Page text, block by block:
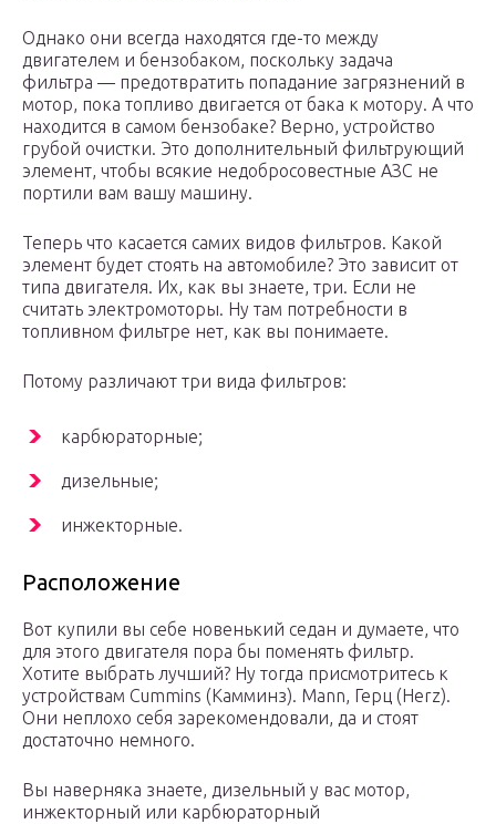
Однако они всегда находятся где-то между
двигателем и бензобаком, поскольку задача
фильтра — предотвратить попадание загрязнений в
мотор, пока топливо двигается от бака к мотору. А что
находится в самом бензобаке? Верно, устройство
грубой очистки. Это дополнительный фильтрующий
элемент, чтобы всякие недобросовестные АЗС не
портили вам вашу машину.
Теперь что касается самих видов фильтров. Какой
элемент будет стоять на автомобиле? Это зависит от
типа двигателя. Их, как вы знаете, три. Если не
считать электромоторы. Ну там потребности в
топливном фильтре нет, как вы понимаете.
Потому различают три вида фильтров:
карбюраторные;
дизельные;
инжекторные.
Расположение
Вот купили вы себе новенький седан и думаете, что
для этого двигателя пора бы поменять фильтр.
Хотите выбрать лучший? Ну тогда присмотритесь к
устройствам Cummins (Камминз). Mann, Герц (Herz).
Они неплохо себя зарекомендовали, да и стоят
достаточно немного.
Вы наверняка знаете, дизельный у вас мотор,
инжекторный или карбюраторный